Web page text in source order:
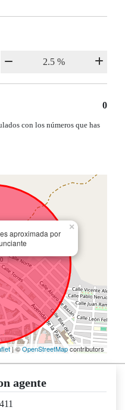
0
con los números que has
aproximada por
×
| ©OpenStreetMapcontributors
agente